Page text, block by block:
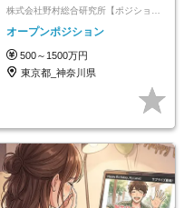
オープンポジション
500～1500万円
東京都_神奈川県